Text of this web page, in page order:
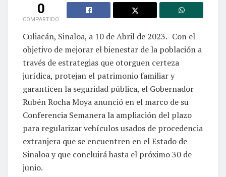
0
COMPARTIDO
Culiacán, Sinaloa, a 10 de Abril de 2023.- Con el
objetivo de mejorar el bienestar de la población a
través de estrategias que otorguen certeza
jurídica, protejan el patrimonio familiar y
garanticen la seguridad pública, el Gobernador
Rubén Rocha Moya anunció en el marco de su
Conferencia Semanera la ampliación del plazo
para regularizar vehículos usados de procedencia
extranjera que se encuentren en el Estado de
Sinaloa y que concluirá hasta el próximo 30 de
junio.